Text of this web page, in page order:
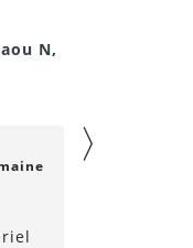
N,
〉